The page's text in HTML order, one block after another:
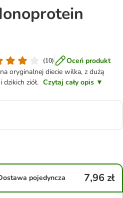
(10)
Oceń produkt
oryginalnej diecie wilka, z dużą
dzikich ziół. Czytaj cały opis ▼
pojedyncza 7,96 zł